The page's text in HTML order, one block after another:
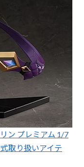
ン プレミアム 1/7
取り扱いアイテ